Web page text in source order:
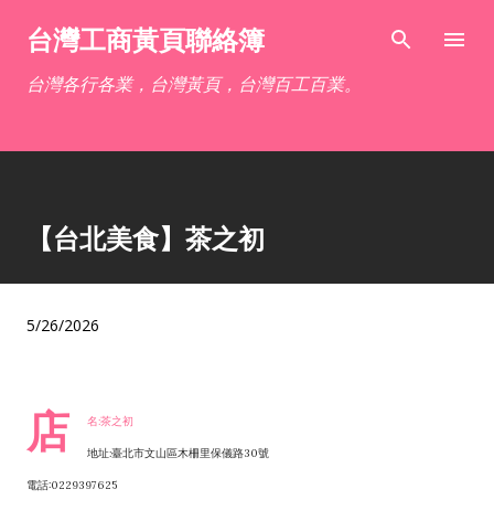
跳到主要內容
台灣工商黃頁聯絡簿
台灣各行各業，台灣黃頁，台灣百工百業。
【台北美食】茶之初
5/26/2026
店 名:茶之初
地址:臺北市文山區木柵里保儀路30號
電話:0229397625